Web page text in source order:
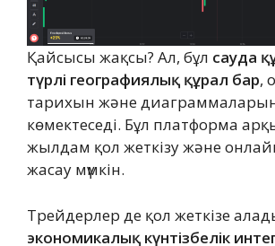
Қайсысы жақсы? Ал, бұл сауда
түрлі географиялық құрал бар,
тарихын және
көмектеседі. Бұл платформа
жылдам қол жеткізу және
жасау мүмкін.
Трейдерлер де қол жеткізе
экономикалық күнтізбелік